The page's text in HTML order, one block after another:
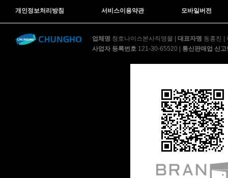
개인정보처리방침 서비스이용약관 모바일버전
업체명 청호나이스본사직영몰 대표자명 동홍진
사업자 등록번호 121-30-65520 통신판매업 신고